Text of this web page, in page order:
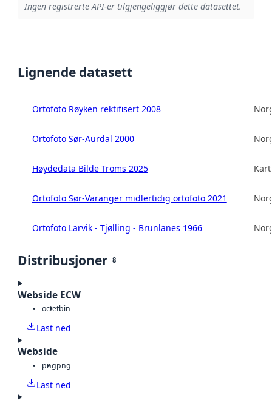
Ingen registrerte API-er tilgjengeliggjør dette datasettet.
Lignende datasett
Ortofoto Røyken rektifisert 2008
Ortofoto Sør-Aurdal 2000
Høydedata Bilde Troms 2025
Ortofoto Sør-Varanger midlertidig ortofoto 2021
Ortofoto Larvik - Tjølling - Brunlanes 1966
Distribusjoner 8
Webside ECW
octetbin
Last ned
Webside
pngpng
Last ned